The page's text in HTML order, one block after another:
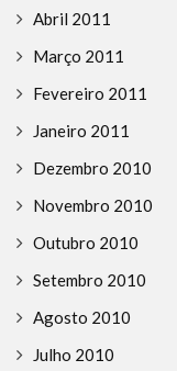
Abril 2011
Março 2011
Fevereiro 2011
Janeiro 2011
Dezembro 2010
Novembro 2010
Outubro 2010
Setembro 2010
Agosto 2010
Julho 2010